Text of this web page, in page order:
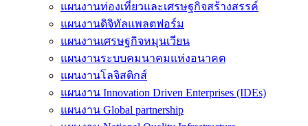
แผนงานท่องเที่ยวและเศรษฐกิจสร้างสรรค์
แผนงานดิจิทัลแพลตฟอร์ม
แผนงานเศรษฐกิจหมุนเวียน
แผนงานระบบคมนาคมแห่งอนาคต
แผนงานโลจิสติกส์
แผนงาน Innovation Driven Enterprises (IDEs)
แผนงาน Global partnership